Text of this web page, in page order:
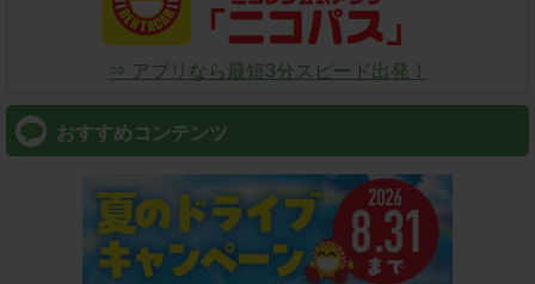
⇒ アプリなら最短3分スピード出発！
おすすめコンテンツ